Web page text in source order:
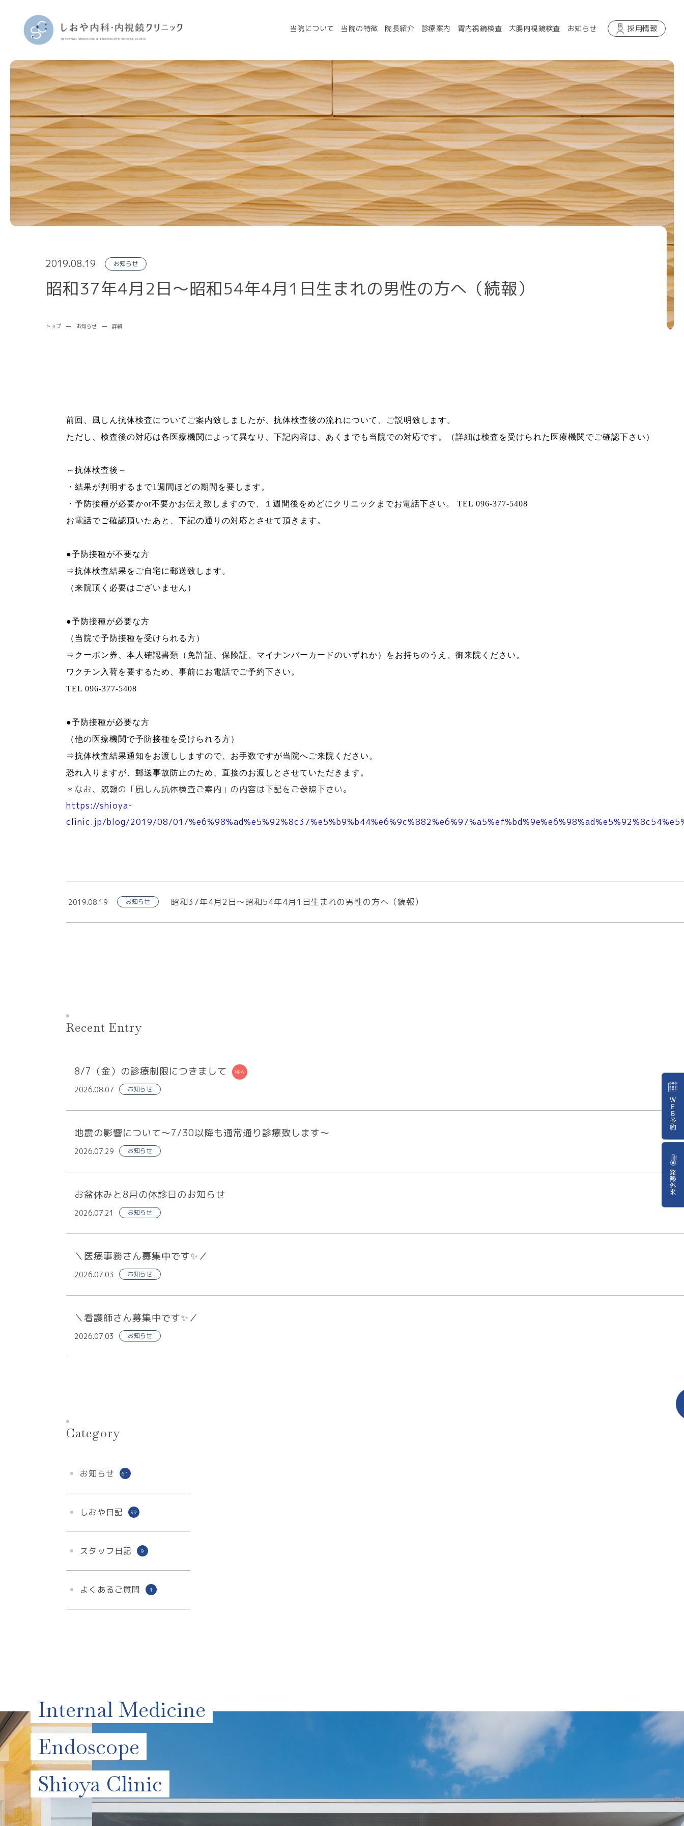
当院について 当院の特徴 院長紹介 診療案内 胃内視鏡検査 大腸内視鏡検査 お知らせ 採用情報
当院について 当院の特徴
院長紹介 お知らせ
健康診断・ワクチン 自由診療
WEB予約 発熱外来
2019.08.19 お知らせ
昭和37年4月2日～昭和54年4月1日生まれの男性の方へ（続報）
トップ お知らせ 詳細
前回、風しん抗体検査についてご案内致しましたが、抗体検査後の流れについて、ご説明致します。
ただし、検査後の対応は各医療機関によって異なり、 下記内容は、あくまでも当院での対応です。（詳細は検査を受けられた医療機関でご確認下さい）
～抗体検査後～
・結果が判明するまで1 週間ほどの期間を要します。
・予防接種が必要かor不要かお伝え致しますので、１週間後をめどにクリニックまでお電話下さい。 TEL 096-377-5408
お電話でご確認頂いたあと、下記の通りの対応とさせて頂きます。
●予防接種が不要な方
⇒抗体検査結果をご自宅に郵送致します。
（来院頂く必要はございません）
●予防接種が必要な方
（当院で予防接種を受けられる方）
⇒クーポン券、本人確認書類（免許証、保険証、マイナンバーカードのいずれか）をお持ちのうえ、御来院ください。
ワクチン入荷を要するため、事前にお電話でご予約下さい。
TEL 096-377-5408
●予防接種が必要な方
（他の医療機関で予防接種を受けられる方）
⇒抗体検査結果通知をお渡ししますので、お手数ですが当院へご来院ください。
恐れ入りますが、郵送事故防止のため、直接のお渡しとさせていただきます。
＊なお、既報の「風しん抗体検査ご案内」の内容は下記をご参照下さい。
https://shioya-
clinic.jp/blog/2019/08/01/
2019.08.19 お知らせ 昭和37年4月2日～昭和54年4月1日生まれの男性の方へ（続報）
Recent Entry
8/7（金）の診療制限につきまして
2026.08.07 お知らせ
地震の影響について～7/30以降も通常通り診療致します～
2026.07.29 お知らせ
お盆休みと8月の休診日のお知らせ
2026.07.21 お知らせ
＼医療事務さん募集中です✨／
2026.07.03 お知らせ
＼看護師さん募集中です✨／
2026.07.03 お知らせ
Category
お知らせ 61
しおや日記 39
スタッフ日記 9
よくあるご質問 1
Internal Medicine
Endoscope
Shioya Clinic